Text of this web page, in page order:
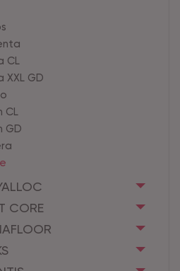
CL
XXL GD
CL
GD
CORE